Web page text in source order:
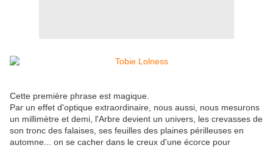
Cette première phrase est magique.
Par un effet d'optique extraordinaire, nous aussi, nous mesurons
un millimètre et demi, l'Arbre devient un univers, les crevasses de
son tronc des falaises, ses feuilles des plaines périlleuses en
automne... on se cacher dans le creux d'une écorce pour